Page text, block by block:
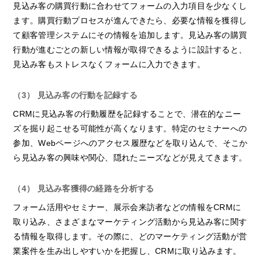
見込み客の購買行動に合わせてフォームの入力項目を少なくし
ます。購買行動プロセスが進んできたら、必要な情報を獲得し
て顧客管理システムにその情報を追加します。見込み客の購買
行動が進むごとの新しい情報が取得できるように設計すると、
見込み客もストレスなくフォームに入力できます。
（3） 見込み客の行動を記録する
CRMに見込み客の行動履歴を記録することで、潜在的なニー
ズを掘り起こせる可能性が高くなります。特定のセミナーへの
参加、Webページへのアクセス履歴などを取り込んで、そこか
ら見込み客の興味や関心、隠れたニーズなどが見えてきます。
（4） 見込み客獲得の経路を分析する
フォーム活用やセミナー、展示会来訪者などの情報をCRMに
取り込み、さまざまなマーケティング活動から見込み客に関す
る情報を取得します。その際に、どのマーケティング活動が営
業案件を生み出しやすいかを把握し、CRMに取り込みます。